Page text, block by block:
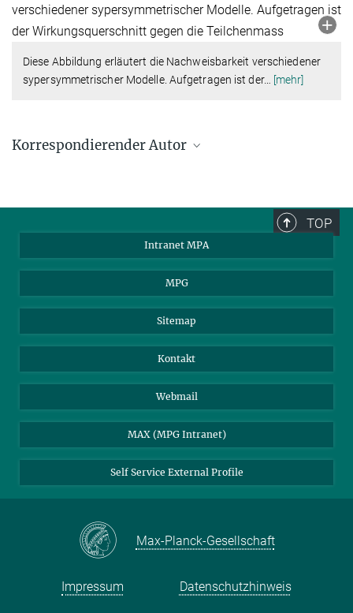
Diese Abbildung erläutert die Nachweisbarkeit verschiedener
sypersymmetrischer Modelle. Aufgetragen ist der… [mehr]
Korrespondierender Autor
TOP
Intranet MPA
MPG
Sitemap
Kontakt
Webmail
MAX (MPG Intranet)
Self Service External Profile
Max-Planck-Gesellschaft
Impressum Datenschutzhinweis